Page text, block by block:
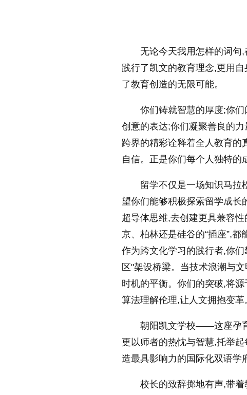
无论今天我用怎样的词句
践行了凯文的教育理念,更用
了教育创造的无限可能。
你们铸就智慧的厚度;你
创意的表达;你们凝聚善良的
跨界的精彩诠释着全人教育的
自信。正是你们每个人独特的
留学不仅是一场知识马拉
望你们能够积极探索留学成长
超导体思维,去创建更具兼容
京、柏林还是硅谷的“插座”,
作为跨文化学习的践行者,你
区"架设桥梁。当技术浪潮与
时机的平衡。你们的突破,将
算法理解伦理,让人文拥抱变革
朝阳凯文学校——这座孕
更以师者的热忱与智慧,托举
造最具影响力的国际化双语学
校长的致辞掷地有声,带